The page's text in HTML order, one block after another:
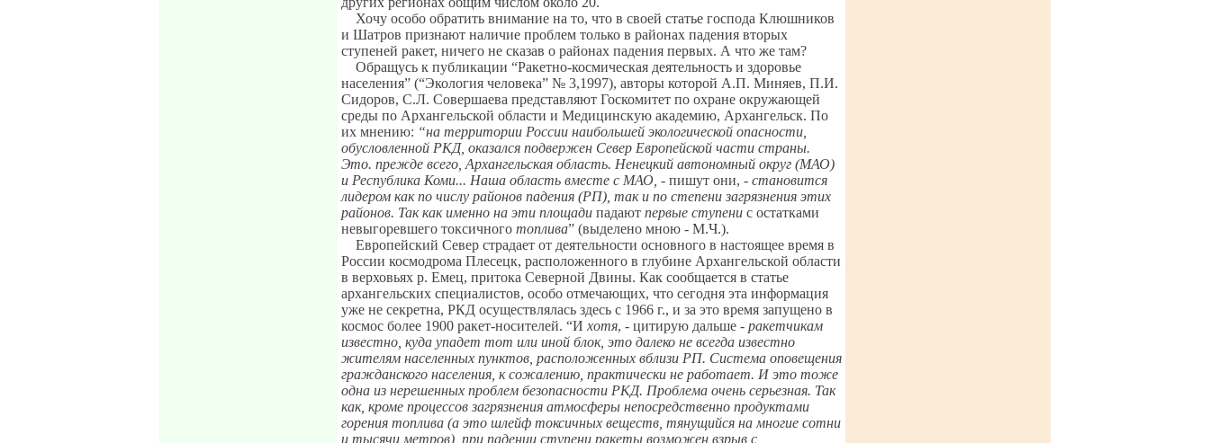
Хочу особо обратить внимание на то, что в своей статье господа Клюшников
и Шатров признают наличие проблем только в районах падения вторых
ступеней ракет, ничего не сказав о районах падения первых. А что же там?
Обращусь к публикации “Ракетно-космическая деятельность и здоровье
населения” (“Экология человека” № 3,1997), авторы которой А.П. Миняев, П.И.
Сидоров, С.Л. Совершаева представляют Госкомитет по охране окружающей
среды по Архангельской области и Медицинскую академию, Архангельск. По
их мнению: “на территории России наибольшей экологической опасности,
обусловленной РКД, оказался подвержен Север Европейской части страны.
Это. прежде всего, Архангельская область. Ненецкий автономный округ (МАО)
и Республика Коми... Наша область вместе с МАО, - пишут они, - становится
лидером как по числу районов падения (РП), так и по степени загрязнения этих
районов. Так как именно на эти площади падают первые ступени с остатками
невыгоревшего токсичного топлива” (выделено мною - М.Ч.).
Европейский Север страдает от деятельности основного в настоящее время в
России космодрома Плесецк, расположенного в глубине Архангельской области
в верховьях р. Емец, притока Северной Двины. Как сообщается в статье
архангельских специалистов, особо отмечающих, что сегодня эта информация
уже не секретна, РКД осуществлялась здесь с 1966 г., и за это время запущено в
космос более 1900 ракет-носителей. “И хотя, - цитирую дальше - ракетчикам
известно, куда упадет тот или иной блок, это далеко не всегда известно
жителям населенных пунктов, расположенных вблизи РП. Система оповещения
гражданского населения, к сожалению, практически не работает. И это тоже
одна из нерешенных проблем безопасности РКД. Проблема очень серьезная. Так
как, кроме процессов загрязнения атмосферы непосредственно продуктами
горения топлива (а это шлейф токсичных веществ, тянущийся на многие сотни
и тысячи метров), при падении ступени ракеты возможен взрыв с